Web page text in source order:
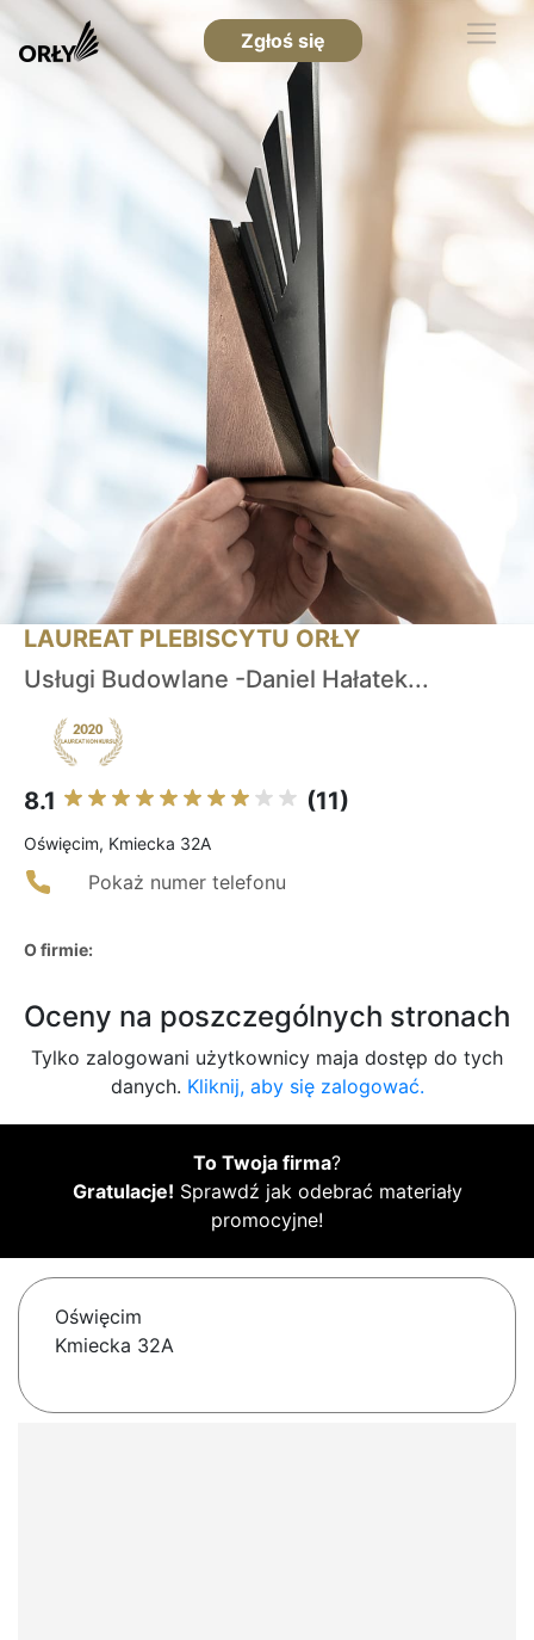
Zgłoś się
LAUREAT PLEBISCYTU ORŁY
Usługi Budowlane -Daniel Hałatek...
8.1 (11)
Oświęcim, Kmiecka 32A
Pokaż numer telefonu
O firmie:
Oceny na poszczególnych stronach
Tylko zalogowani użytkownicy maja dostęp do tych
danych. Kliknij, aby się zalogować.
To Twoja firma?
Gratulacje! Sprawdź jak odebrać materiały
promocyjne!
Oświęcim
Kmiecka 32A